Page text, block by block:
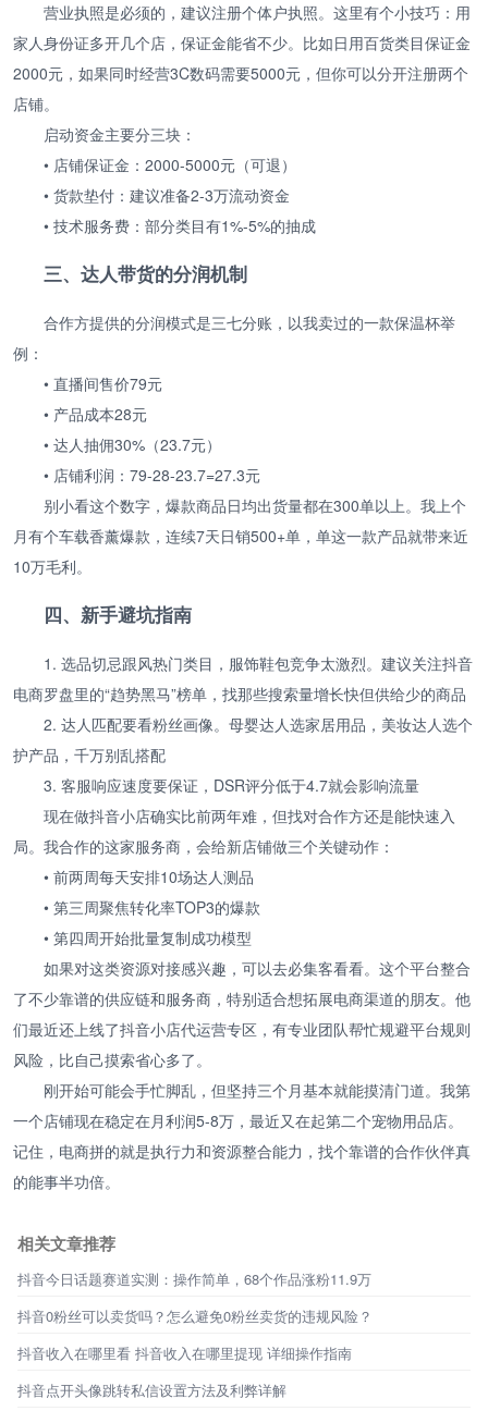
营业执照是必须的，建议注册个体户执照。这里有个小技巧：用
家人身份证多开几个店，保证金能省不少。比如日用百货类目保证金
2000元，如果同时经营3C数码需要5000元，但你可以分开注册两个
店铺。
启动资金主要分三块：
• 店铺保证金：2000-5000元（可退）
• 货款垫付：建议准备2-3万流动资金
• 技术服务费：部分类目有1%-5%的抽成
三、达人带货的分润机制
合作方提供的分润模式是三七分账，以我卖过的一款保温杯举
例：
• 直播间售价79元
• 产品成本28元
• 达人抽佣30%（23.7元）
• 店铺利润：79-28-23.7=27.3元
别小看这个数字，爆款商品日均出货量都在300单以上。我上个
月有个车载香薰爆款，连续7天日销500+单，单这一款产品就带来近
10万毛利。
四、新手避坑指南
1. 选品切忌跟风热门类目，服饰鞋包竞争太激烈。建议关注抖音
电商罗盘里的“趋势黑马”榜单，找那些搜索量增长快但供给少的商品
2. 达人匹配要看粉丝画像。母婴达人选家居用品，美妆达人选个
护产品，千万别乱搭配
3. 客服响应速度要保证，DSR评分低于4.7就会影响流量
现在做抖音小店确实比前两年难，但找对合作方还是能快速入
局。我合作的这家服务商，会给新店铺做三个关键动作：
• 前两周每天安排10场达人测品
• 第三周聚焦转化率TOP3的爆款
• 第四周开始批量复制成功模型
如果对这类资源对接感兴趣，可以去必集客看看。这个平台整合
了不少靠谱的供应链和服务商，特别适合想拓展电商渠道的朋友。他
们最近还上线了抖音小店代运营专区，有专业团队帮忙规避平台规则
风险，比自己摸索省心多了。
刚开始可能会手忙脚乱，但坚持三个月基本就能摸清门道。我第
一个店铺现在稳定在月利润5-8万，最近又在起第二个宠物用品店。
记住，电商拼的就是执行力和资源整合能力，找个靠谱的合作伙伴真
的能事半功倍。
相关文章推荐
抖音今日话题赛道实测：操作简单，68个作品涨粉11.9万
抖音0粉丝可以卖货吗？怎么避免0粉丝卖货的违规风险？
抖音收入在哪里看 抖音收入在哪里提现 详细操作指南
抖音点开头像跳转私信设置方法及利弊详解